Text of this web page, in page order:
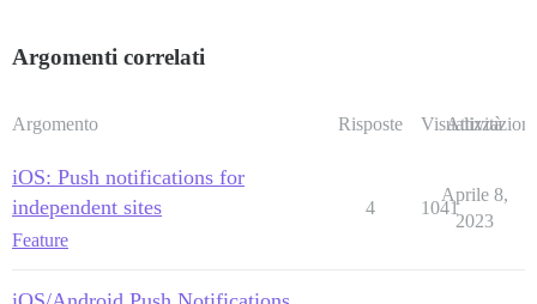
Argomenti correlati
Argomento Risposte Visualizzazioni
Attività
iOS: Push notifications for
independent sites
Feature
4 1041
Aprile 8,
2023